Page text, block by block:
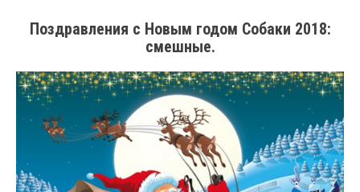
Поздравления с Новым годом Собаки 2018:
смешные.